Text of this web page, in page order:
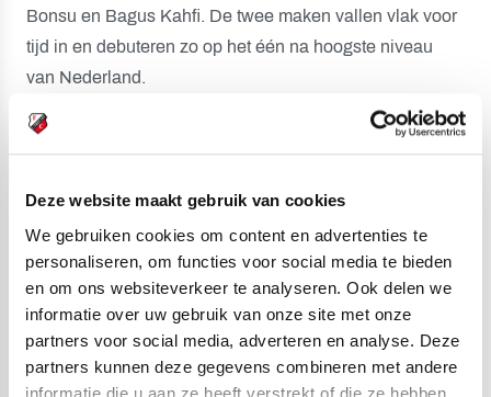
Deze website maakt gebruik van cookies
We gebruiken cookies om content en advertenties te
personaliseren, om functies voor social media te bieden
en om ons websiteverkeer te analyseren. Ook delen we
informatie over uw gebruik van onze site met onze
partners voor social media, adverteren en analyse. Deze
partners kunnen deze gegevens combineren met andere
informatie die u aan ze heeft verstrekt of die ze hebben
Bonsu en Bagus Kahfi. De twee maken vallen vlak voor
tijd in en debuteren zo op het één na hoogste niveau
van Nederland.
Volgende wedstrijd: Jong AZ-uit
Vanwege interlands ligt de Keuken Kampioen Divisie
september met een uitwedstrijd tegen Jong AZ. Die
ploeg gaat na vier speeldagen aan kop van het
klassement. De volgende thuispartij van Jong
FC Utrecht is op maandag 13 september. Dan komt
Jong PSV op bezoek op Sportcomplex Zoudenbalch.